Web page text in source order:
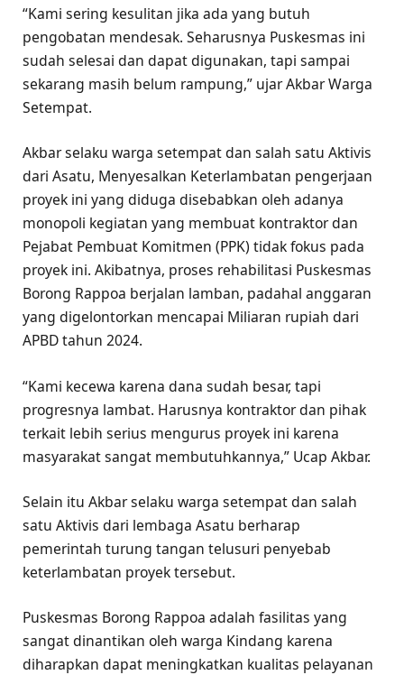
“Kami sering kesulitan jika ada yang butuh
pengobatan mendesak. Seharusnya Puskesmas ini
sudah selesai dan dapat digunakan, tapi sampai
sekarang masih belum rampung,” ujar Akbar Warga
Setempat.
Akbar selaku warga setempat dan salah satu Aktivis
dari Asatu, Menyesalkan Keterlambatan pengerjaan
proyek ini yang diduga disebabkan oleh adanya
monopoli kegiatan yang membuat kontraktor dan
Pejabat Pembuat Komitmen (PPK) tidak fokus pada
proyek ini. Akibatnya, proses rehabilitasi Puskesmas
Borong Rappoa berjalan lamban, padahal anggaran
yang digelontorkan mencapai Miliaran rupiah dari
APBD tahun 2024.
“Kami kecewa karena dana sudah besar, tapi
progresnya lambat. Harusnya kontraktor dan pihak
terkait lebih serius mengurus proyek ini karena
masyarakat sangat membutuhkannya,” Ucap Akbar.
Selain itu Akbar selaku warga setempat dan salah
satu Aktivis dari lembaga Asatu berharap
pemerintah turung tangan telusuri penyebab
keterlambatan proyek tersebut.
Puskesmas Borong Rappoa adalah fasilitas yang
sangat dinantikan oleh warga Kindang karena
diharapkan dapat meningkatkan kualitas pelayanan